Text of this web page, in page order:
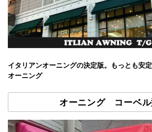
イタリアンオーニングの決定版。もっとも安
オーニング
オーニング コーベル